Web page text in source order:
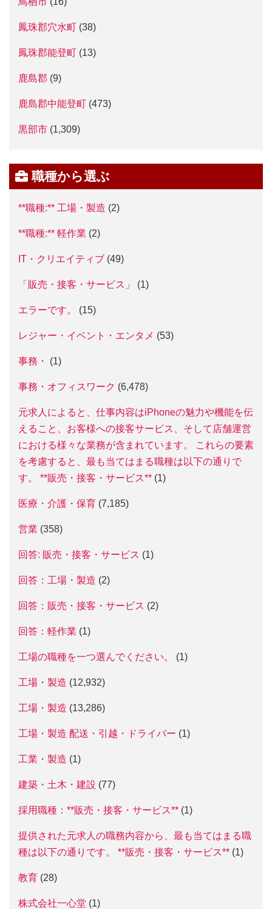
鳳珠郡穴水町 (38)
鳳珠郡能登町 (13)
鹿島郡 (9)
鹿島郡中能登町 (473)
黒部市 (1,309)
職種から選ぶ
**職種:** 工場・製造 (2)
**職種:** 軽作業 (2)
IT・クリエイティブ (49)
「販売・接客・サービス」 (1)
エラーです。 (15)
レジャー・イベント・エンタメ (53)
事務・ (1)
事務・オフィスワーク (6,478)
元求人によると、仕事内容はiPhoneの魅力や機能を伝
えること、お客様への接客サービス、そして店舗運営
における様々な業務が含まれています。 これらの要素
を考慮すると、最も当てはまる職種は以下の通りで
す。 **販売・接客・サービス** (1)
医療・介護・保育 (7,185)
営業 (358)
回答: 販売・接客・サービス (1)
回答：工場・製造 (2)
回答：販売・接客・サービス (2)
回答：軽作業 (1)
工場の職種を一つ選んでください。 (1)
工場・製造 (12,932)
工場・製造 (13,286)
工場・製造 配送・引越・ドライバー (1)
工業・製造 (1)
建築・土木・建設 (77)
採用職種：**販売・接客・サービス** (1)
提供された元求人の職務内容から、最も当てはまる職
種は以下の通りです。 **販売・接客・サービス** (1)
教育 (28)
株式会社一心堂 (1)